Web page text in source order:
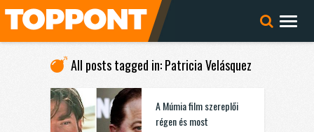
All posts tagged in: Patricia Velásquez
A Múmia film szereplői
régen és most